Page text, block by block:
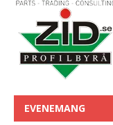
EVENEMANG